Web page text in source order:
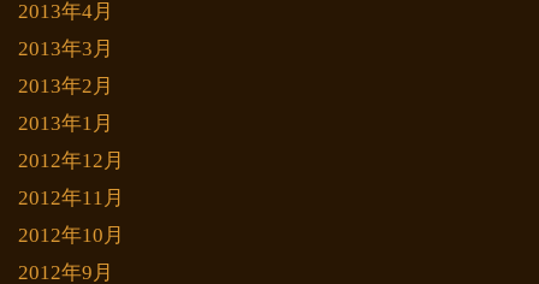
2013年4月
2013年3月
2013年2月
2013年1月
2012年12月
2012年11月
2012年10月
2012年9月